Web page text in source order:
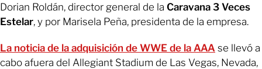
Dorian Roldán, director general de la Caravana 3 Veces
Estelar, y por Marisela Peña, presidenta de la empresa.
La noticia de la adquisición de WWE de la AAA se llevó a
cabo afuera del Allegiant Stadium de Las Vegas, Nevada,